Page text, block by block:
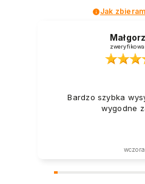
Jak
Bardzo szybka
wygodne